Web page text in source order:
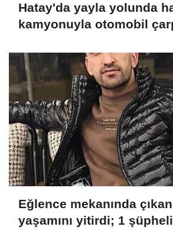
Hatay'da yayla yolunda
kamyonuyla otomobil
Eğlence mekanında
yaşamını yitirdi; 1